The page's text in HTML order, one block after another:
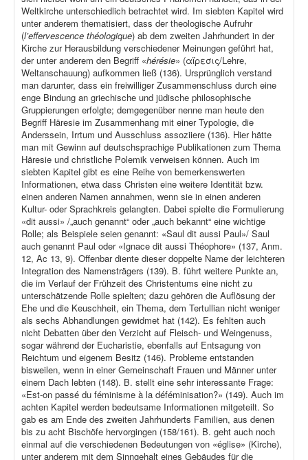
Weltkirche unterschiedlich betrachtet wird. Im siebten Kapitel wird
unter anderem thematisiert, dass der theologische Aufruhr
(l’effervescence théologique) ab dem zweiten Jahrhundert in der
Kirche zur Herausbildung verschiedener Meinungen geführt hat,
der unter anderem den Begriff «hérésie» (αἵρεσις/Lehre,
Weltanschauung) aufkommen ließ (136). Ursprünglich verstand
man darunter, dass ein freiwilliger Zusammenschluss durch eine
enge Bindung an griechische und jüdische philosophische
Gruppierungen erfolgte; demgegenüber nenne man heute den
Begriff Häresie im Zusammenhang mit einer Typologie, die
Anderssein, Irrtum und Ausschluss assoziiere (136). Hier hätte
man mit Gewinn auf deutschsprachige Publikationen zum Thema
Häresie und christliche Polemik verweisen können. Auch im
siebten Kapitel gibt es eine Reihe von bemerkenswerten
Informationen, etwa dass Christen eine weitere Identität bzw.
einen anderen Namen annahmen, wenn sie in einen anderen
Kultur- oder Sprachkreis gelangten. Dabei spielte die Formulierung
«dit aussi» /„auch genannt“ oder „auch bekannt“ eine wichtige
Rolle; als Beispiele seien genannt: «Saul dit aussi Paul»/ Saul
auch genannt Paul oder «Ignace dit aussi Théophore» (137, Anm.
12, Ac 13, 9). Offenbar diente dieser doppelte Name der leichteren
Integration des Namensträgers (139). B. führt weitere Punkte an,
die im Verlauf der Frühzeit des Christentums eine nicht zu
unterschätzende Rolle spielten; dazu gehören die Auflösung der
Ehe und die Keuschheit, ein Thema, dem Tertullian nicht weniger
als sechs Abhandlungen gewidmet hat (142). Es fehlten auch
nicht Debatten über den Verzicht auf Fleisch- und Weingenuss,
sogar während der Eucharistie, ebenfalls auf Entsagung von
Reichtum und eigenem Besitz (146). Probleme entstanden
bisweilen, wenn in einer Gemeinschaft Frauen und Männer unter
einem Dach lebten (148). B. stellt eine sehr interessante Frage:
«Est-on passé du féminisme à la déféminisation?» (149). Auch im
achten Kapitel werden bedeutsame Informationen mitgeteilt. So
gab es am Ende des zweiten Jahrhunderts Familien, aus denen
bis zu acht Bischöfe hervorgingen (158/161). B. geht auch noch
einmal auf die verschiedenen Bedeutungen von «église» (Kirche),
unter anderem mit dem Sinngehalt eines Gebäudes für die